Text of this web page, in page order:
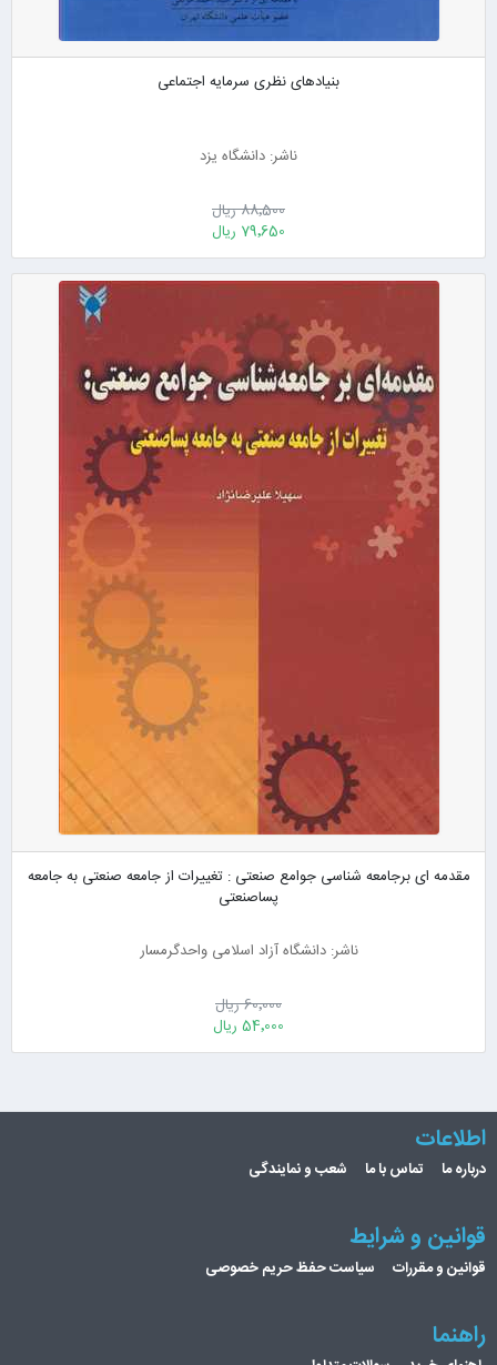
بنیادهای نظری سرمایه اجتماعی
ناشر: دانشگاه یزد
88٬500 ریال
79٬650 ریال
مقدمه ای برجامعه شناسی جوامع صنعتی : تغییرات از جامعه صنعتی به جامعه
پساصنعتی
ناشر: دانشگاه آزاد اسلامی واحدگرمسار
60٬000 ریال
54٬000 ریال
اطلاعات
درباره ما تماس با ما شعب و نمایندگی
قوانین و شرایط
قوانین و مقررات سیاست حفظ حریم خصوصی
راهنما